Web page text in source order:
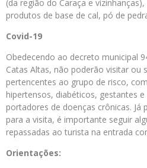
(da região do Caraça e
produtos de base de cal, pó de
Covid-19
Obedecendo ao decreto municipal
Catas Altas, não poderão visitar ou
pertencentes ao grupo de risco,
hipertensos, diabéticos, gestantes
portadores de doenças crônicas. Já
para a visita, é importante seguir
repassadas ao turista na entrada
Orientações: